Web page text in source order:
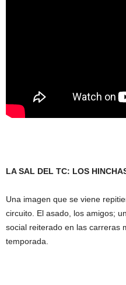
LA SAL DEL TC: LOS
Una imagen que se viene
circuito. El asado, los amigos;
social reiterado en las carreras
temporada.